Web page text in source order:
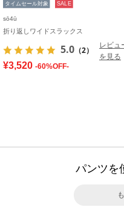
タイムセール対象 SALE
sō4ū
折り返しワイドスラックス
5.0 （2）
レビュ
を見る
¥3,520 -60%OFF-
パンツを